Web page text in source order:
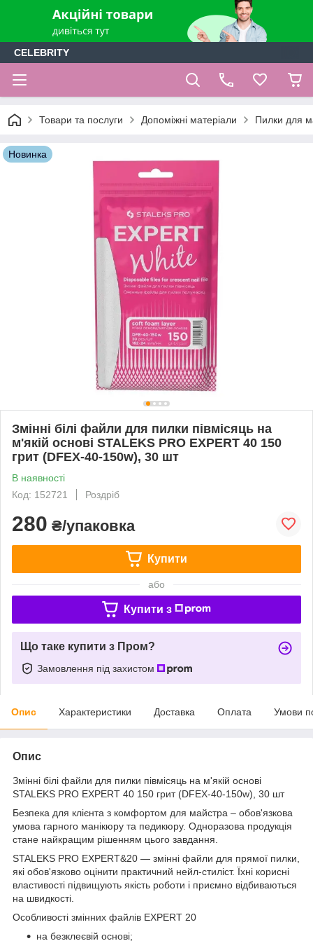
CELEBRITY
Товари та послуги Допоміжні матеріали Пилки для
Новинка
Змінні білі файли для пилки півмісяць на
м'якій основі STALEKS PRO EXPERT 40 150
грит (DFEX-40-150w), 30 шт
В наявності
Код: 152721
Роздріб
280 ₴/упаковка
Купити
або
Купити з
Що таке купити з Пром?
Замовлення під захистом
Опис Характеристики Доставка Оплата Умови
Опис
Змінні білі файли для пилки півмісяць на м'якій основі
STALEKS PRO EXPERT 40 150 грит (DFEX-40-150w), 30 шт
Безпека для клієнта з комфортом для майстра – обов'язкова
умова гарного манікюру та педикюру. Одноразова продукція
стане найкращим рішенням цього завдання.
STALEKS PRO EXPERT&20 — змінні файли для прямої пилки,
які обов'язково оцінити практичний нейл-стиліст. Їхні корисні
властивості підвищують якість роботи і приємно відбиваються
на швидкості.
Особливості змінних файлів EXPERT 20
на безклеєвій основі;